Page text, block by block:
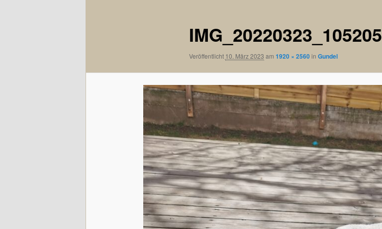
IMG_20220323_105205
Veröffentlicht 10. März 2023 am 1920 × 2560in Gundel